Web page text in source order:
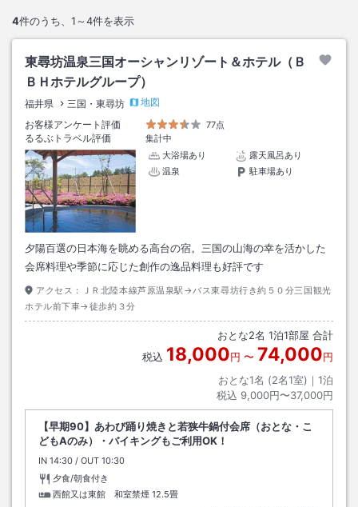
4件のうち、 1～4件を表示
東尋坊温泉三国オーシャンリゾート＆ホテル（Ｂ
ＢＨホテルグループ）
福井県 三国・東尋坊
地図
お客様アンケート評価
77点
るるぶトラベル評価
集計中
大浴場あり
露天風呂あり
温泉
駐車場あり
夕陽百選の日本海を眺める高台の宿。三国の山海の幸を活かした
会席料理や季節に応じた創作の逸品料理も好評です
アクセス：
ＪＲ北陸本線芦原温泉駅→バス東尋坊行き約５０分三国観光
ホテル前下車→徒歩約３分
おとな2名 1泊1部屋 合計
税込 18,000円 〜 74,000円
おとな1名 (2名1室)｜ 1泊
税込 9,000円〜37,000円
【早期90】あわび踊り焼きと若狭牛鍋付会席（おとな・こ
どもAのみ）・バイキングもご利用OK！
IN チェックイン
14:30 / OUT チェックアウト
10:30
夕食/朝食付き
西館又は東館 和室禁煙 12.5畳